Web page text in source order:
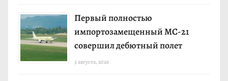
Первый полностью
импортозамещенный МС-21
совершил дебютный полет
3 августа, 2026